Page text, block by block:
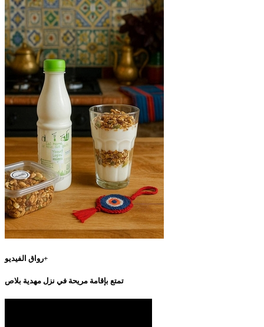
رواق الفيديو+
تمتع بإقامة مريحة في نزل مهدية بلاص